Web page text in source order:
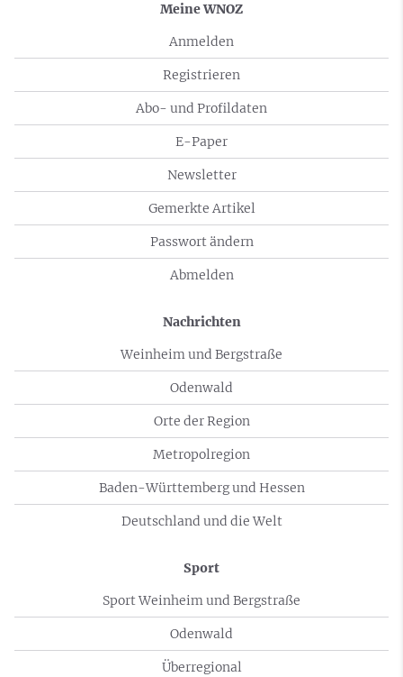
Meine WNOZ
Anmelden
Registrieren
Abo- und Profildaten
E-Paper
Newsletter
Gemerkte Artikel
Passwort ändern
Abmelden
Nachrichten
Weinheim und Bergstraße
Odenwald
Orte der Region
Metropolregion
Baden-Württemberg und Hessen
Deutschland und die Welt
Sport
Sport Weinheim und Bergstraße
Odenwald
Überregional